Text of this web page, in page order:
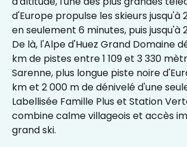
d'Europe propulse les skieurs jusqu'à
en seulement 6 minutes, puis jusqu'à
De là, l'Alpe d'Huez Grand Domaine
km de pistes entre 1 109 et 3 330
Sarenne, plus longue piste noire
km et 2 000 m de dénivelé d'une
Labellisée Famille Plus et Station
combine calme villageois et accès
grand ski.